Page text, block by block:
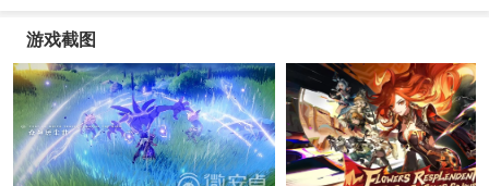
游戏截图